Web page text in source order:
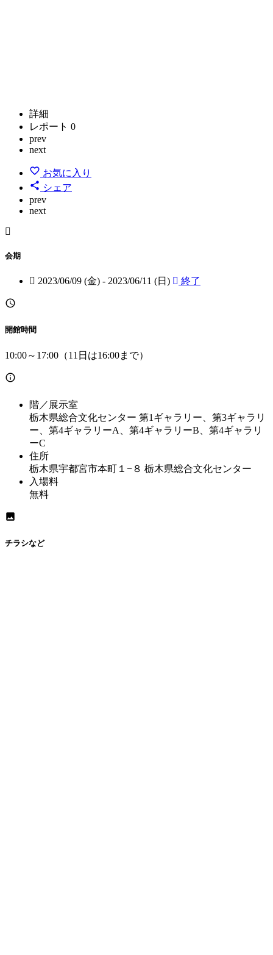
詳細
レポート 0
prev
next
お気に入り
シェア
prev
next
会期
2023/06/09 (金) - 2023/06/11 (日) 終了
開館時間
10:00～17:00（11日は16:00まで）
階／展示室
栃木県総合文化センター 第1ギャラリー、第3ギャラリ
ー、第4ギャラリーA、第4ギャラリーB、第4ギャラリ
ーC
住所
栃木県宇都宮市本町１−８ 栃木県総合文化センター
入場料
無料
チラシなど